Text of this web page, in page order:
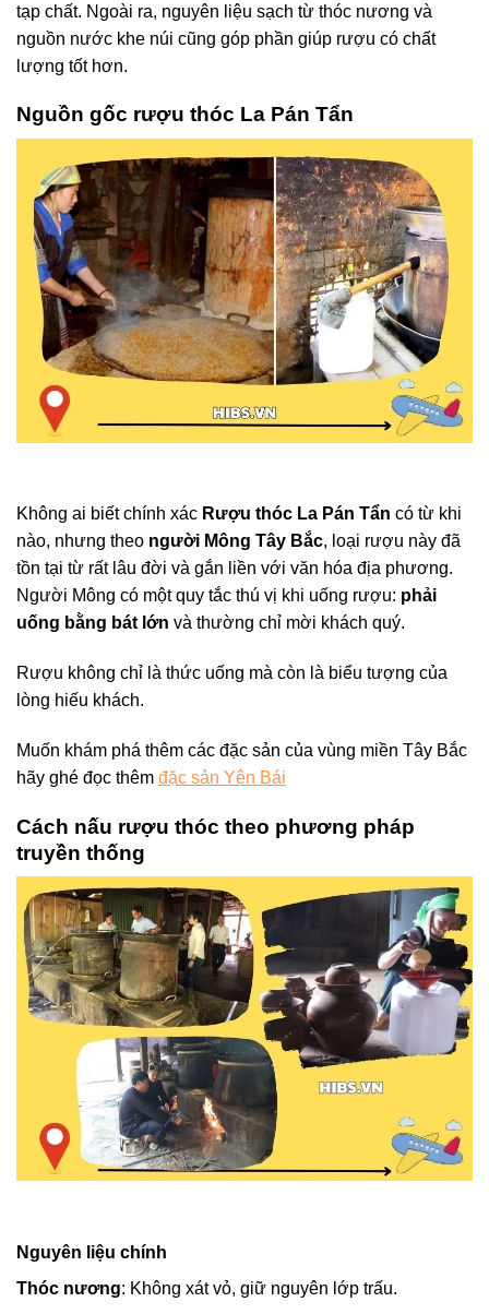
tạp chất. Ngoài ra, nguyên liệu sạch từ thóc nương và
nguồn nước khe núi cũng góp phần giúp rượu có chất
lượng tốt hơn.
Nguồn gốc rượu thóc La Pán Tẩn
Không ai biết chính xác Rượu thóc La Pán Tẩn có từ khi
nào, nhưng theo người Mông Tây Bắc, loại rượu này đã
tồn tại từ rất lâu đời và gắn liền với văn hóa địa phương.
Người Mông có một quy tắc thú vị khi uống rượu: phải
uống bằng bát lớn và thường chỉ mời khách quý.
Rượu không chỉ là thức uống mà còn là biểu tượng của
lòng hiếu khách.
Muốn khám phá thêm các đặc sản của vùng miền Tây Bắc
hãy ghé đọc thêm đặc sản Yên Bái
Cách nấu rượu thóc theo phương pháp
truyền thống
Nguyên liệu chính
Thóc nương: Không xát vỏ, giữ nguyên lớp trấu.